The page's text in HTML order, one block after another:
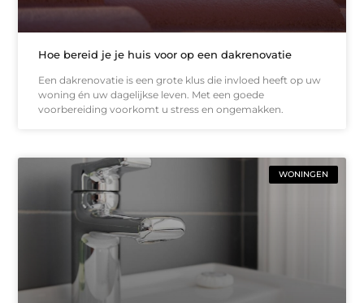
Hoe bereid je je huis voor op een dakrenovatie
Een dakrenovatie is een grote klus die invloed heeft op uw
woning én uw dagelijkse leven. Met een goede
voorbereiding voorkomt u stress en ongemakken.
WONINGEN